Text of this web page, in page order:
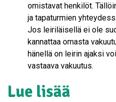
omistavat henkilöt.
ja tapaturmien
Jos leiriläisellä ei ole
kannattaa omasta
hänellä on leirin ajaksi
vastaava vakuutus.
Lue lisää